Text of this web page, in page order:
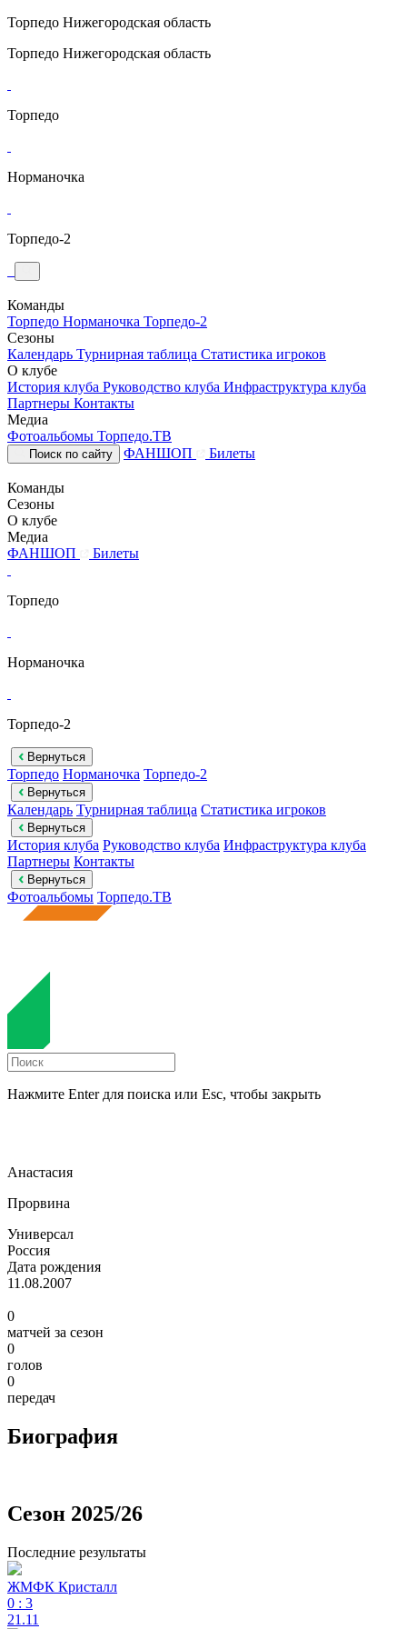
Торпедо Нижегородская область
Торпедо Нижегородская область
Торпедо
Норманочка
Торпедо-2
Команды
Торпедо Норманочка Торпедо-2
Сезоны
Календарь Турнирная таблица Статистика игроков
О клубе
История клуба Руководство клуба Инфраструктура клуба
Партнеры Контакты
Медиа
Фотоальбомы Торпедо.ТВ
Поиск по сайту ФАНШОП Билеты
Команды
Сезоны
О клубе
Медиа
ФАНШОП
Билеты
Торпедо
Норманочка
Торпедо-2
Вернуться
Торпедо Норманочка Торпедо-2
Вернуться
Календарь Турнирная таблица Статистика игроков
Вернуться
История клуба Руководство клуба Инфраструктура клуба
Партнеры Контакты
Вернуться
Фотоальбомы Торпедо.ТВ
Нажмите Enter для поиска или Esc, чтобы закрыть
Анастасия
Прорвина
Универсал
Россия
Дата рождения
11.08.2007
0
матчей за сезон
0
голов
0
передач
Биография
Сезон 2025/26
Последние результаты
ЖМФК Кристалл
0 : 3
21.11